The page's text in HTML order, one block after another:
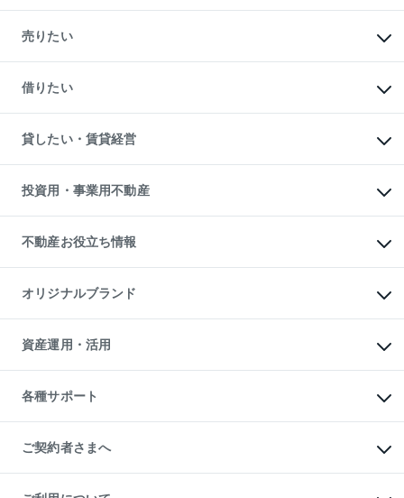
新築・分譲マンションの購入
中古マンションの購入
一戸建ての購入
中古一戸建ての購入
不動産購入の流れ
注目キーワード物件特集
購入ガイド
English 繁体中文簡体中文
売りたい
一戸建ての売却・査定
土地の売却・査定
スピードAI査定
不動産査定について
不動産売却の流れ
不動産買換えの流れ
売却ガイド
借りたい
オフィス・店舗の賃貸
借りるときの流れ
借りるガイド
貸したい・賃貸経営
マンション賃料データ
賃貸管理プラン
リロケーションについて
貸すガイド
投資用・事業用不動産
事業用不動産
マンション投資
投資用マンション
アパート経営
収益物件
ビル購入（ビル一棟）
投資用不動産の売却査定
事業用不動産の売却査定
不動産お役立ち情報
マンションライブラリー
人気マンションランキング
暮らしに役立つ不動産メディア
不動産相場・不動産価格情報
不動産コラム・ニュース
不動産用語集
不動産なんでもネット相談室
住まいの税金
オリジナルブランド
一棟リノベーションマンション
L`GENTE（ルジェンテ）
区分リノベーションマンション
投資用一棟レジデンスWELL
不動産小口投資
LEGACIA（レガシア）
資産運用・活用
不動産M&A
アセットマネジメント・出資
各種サポート
相続サポート
リフォームサポート
ご契約者さまへ
ご紹介・再契約特典